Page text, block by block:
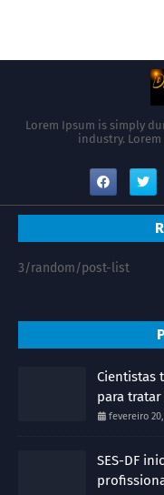
Lorem Ipsum is simply
industry.
3/random/post-list
Cientistas
para
fevereiro
SES-DF